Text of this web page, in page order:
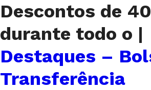
Descontos de
durante todo o |
Destaques –
Transferência